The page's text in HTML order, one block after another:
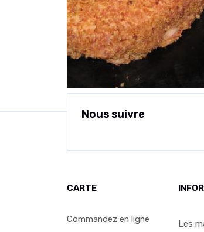
Nous suivre
CARTE
Commandez en ligne
Les